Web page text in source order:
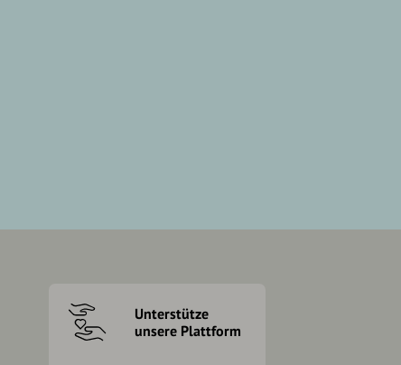
Unterstütze
unsere Plattform